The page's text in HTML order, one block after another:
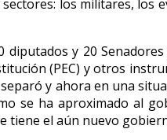
los militares, los
diputados y 20
(PEC) y otros
y ahora en una
se ha aproximado al
tiene el aún nuevo